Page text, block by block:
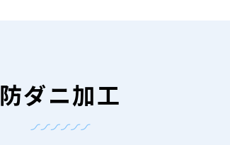
防ダニ加工